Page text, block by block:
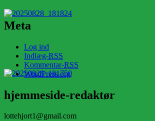
Meta
Log ind
Indlæg-RSS
Kommentar-RSS
WordPress.org
hjemmeside-redaktør
lottehjort1@gmail.com